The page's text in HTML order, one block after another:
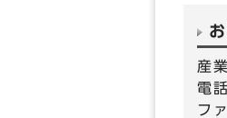
産
電
フ